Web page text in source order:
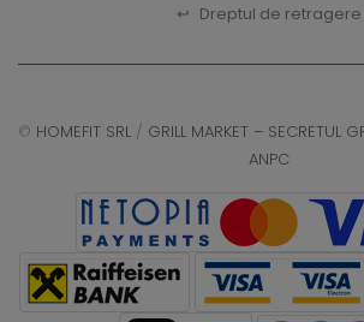
↩ Dreptul de retragere
© HOMEFIT SRL / GRILL MARKET – SECRETUL
ANPC